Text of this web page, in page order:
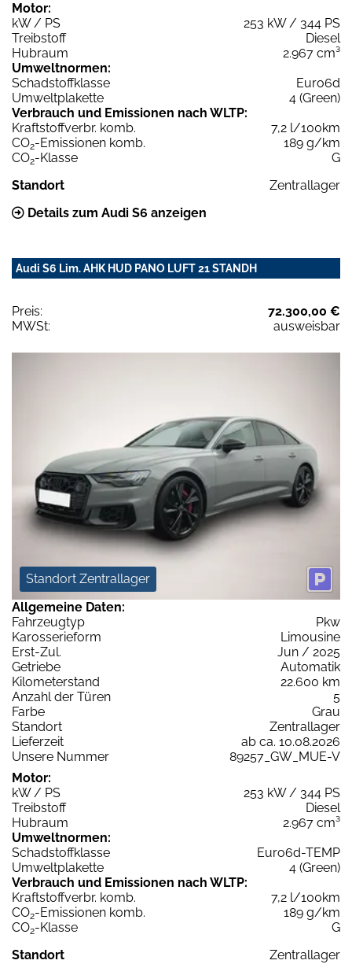
Motor:
kW / PS
253 kW / 344 PS
Treibstoff
Diesel
Hubraum
2.967 cm³
Umweltnormen:
Schadstoffklasse
Euro6d
Umweltplakette
4 (Green)
Verbrauch und Emissionen nach WLTP:
Kraftstoffverbr. komb.
7,2 l/100km
CO2-Emissionen komb.
189 g/km
CO2-Klasse
G
Standort
Zentrallager
Details zum Audi S6 anzeigen
Audi S6 Lim. AHK HUD PANO LUFT 21 STANDH
Preis:
72.300,00 €
MWSt:
ausweisbar
Standort Zentrallager
Allgemeine Daten:
Fahrzeugtyp
Pkw
Karosserieform
Limousine
Erst-Zul.
Jun / 2025
Getriebe
Automatik
Kilometerstand
22.600 km
Anzahl der Türen
5
Farbe
Grau
Standort
Zentrallager
Lieferzeit
ab ca. 10.08.2026
Unsere Nummer
89257_GW_MUE-V
Motor:
kW / PS
253 kW / 344 PS
Treibstoff
Diesel
Hubraum
2.967 cm³
Umweltnormen:
Schadstoffklasse
Euro6d-TEMP
Umweltplakette
4 (Green)
Verbrauch und Emissionen nach WLTP:
Kraftstoffverbr. komb.
7,2 l/100km
CO2-Emissionen komb.
189 g/km
CO2-Klasse
G
Standort
Zentrallager